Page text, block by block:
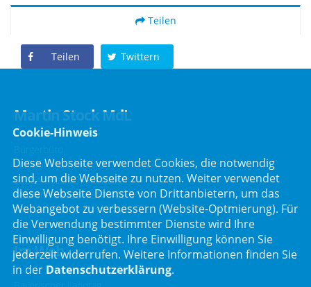
Teilen
Teilen Twittern
Martin Stock MdL
Bürgerbüro
Schafbrückenweg 10
63834 Sulzbach am Main
Telefon :06028 / 217 496 0
Telefax : 06028 / 217 496 9
Im Web
Cookie-Hinweis
Diese Webseite verwendet Cookies, die notwendig
sind, um die Webseite zu nutzen. Weiter verwendet
diese Webseite Dienste von Drittanbietern, um das
Webangebot zu verbessern (Website-Optmierung). Für
die Verwendung bestimmter Dienste wird Ihre
Einwilligung benötigt. Ihre Einwilligung können Sie
jederzeit widerrufen. Weitere Informationen finden Sie
in der Datenschutzerklärung.